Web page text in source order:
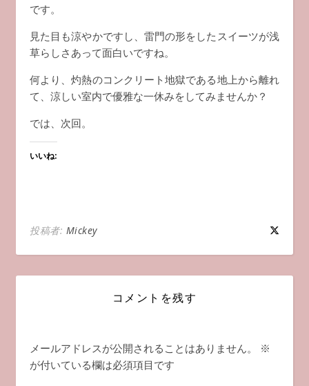
です。
見た目も涼やかですし、雷門の形をしたスイーツが浅
草らしさあって面白いですね。
何より、灼熱のコンクリート地獄である地上から離れ
て、涼しい室内で優雅な一休みをしてみませんか？
では、次回。
いいね:
投稿者: Mickey
コメントを残す
メールアドレスが公開されることはありません。
※
が付いている欄は必須項目です